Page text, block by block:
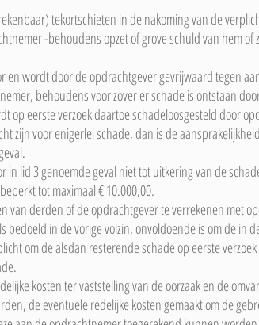
tekortschieten in de nakoming van de
-behoudens opzet of grove schuld van hem
en wordt door de opdrachtgever gevrijwaard tegen
behoudens voor zover er schade is ontstaan
eerste verzoek daartoe schadeloosgesteld door
zijn voor enigerlei schade, dan is de
lid 3 genoemde geval niet tot uitkering van de
tot maximaal € 10.000,00.
van derden of de opdrachtgever te verrekenen met
in de vorige volzin, onvoldoende is om de in
om de alsdan resterende schade op eerste
kosten ter vaststelling van de oorzaak en de
de eventuele redelijke kosten gemaakt om de